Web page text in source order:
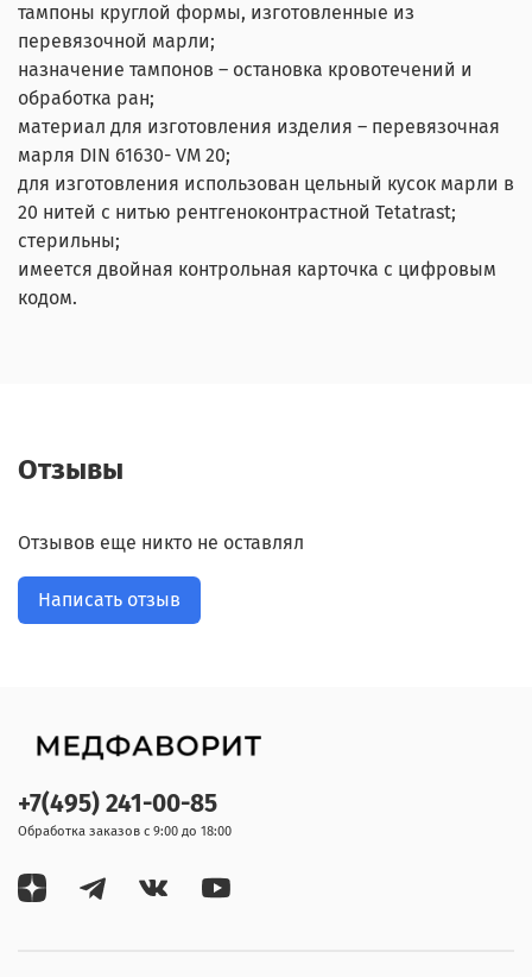
тампоны круглой формы, изготовленные из
перевязочной марли;
назначение тампонов – остановка кровотечений и
обработка ран;
материал для изготовления изделия – перевязочная
марля DIN 61630- VM 20;
для изготовления использован цельный кусок марли в
20 нитей с нитью рентгеноконтрастной Tetatrast;
стерильны;
имеется двойная контрольная карточка с цифровым
кодом.
Отзывы
Отзывов еще никто не оставлял
Написать отзыв
+7(495) 241-00-85
Обработка заказов с 9:00 до 18:00